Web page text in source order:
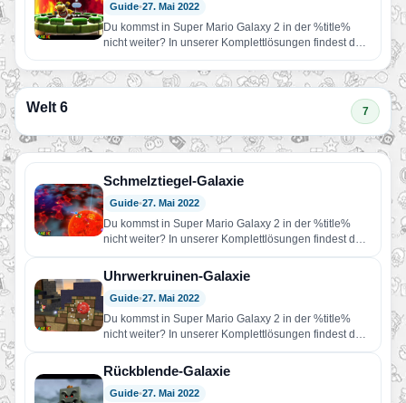
Guide•27. Mai 2022
Du kommst in Super Mario Galaxy 2 in der %title%
nicht weiter? In unserer Komplettlösungen findest du
Hilfe!…
Welt 6 7
Schmelztiegel-Galaxie
Guide•27. Mai 2022
Du kommst in Super Mario Galaxy 2 in der %title%
nicht weiter? In unserer Komplettlösungen findest du
Hilfe!…
Uhrwerkruinen-Galaxie
Guide•27. Mai 2022
Du kommst in Super Mario Galaxy 2 in der %title%
nicht weiter? In unserer Komplettlösungen findest du
Hilfe!…
Rückblende-Galaxie
Guide•27. Mai 2022